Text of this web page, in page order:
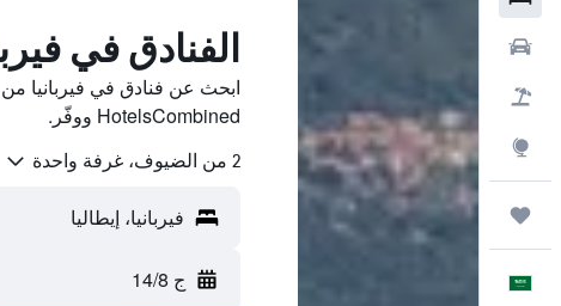
حزم العروض
استكشاف
رحلات
الفنادق في
ابحث عن فنادق في فيربانيا
HotelsCombined ووفّر.
2 من الضيوف، غرفة واحدة
فيربانيا، إيطاليا
ج 14/8